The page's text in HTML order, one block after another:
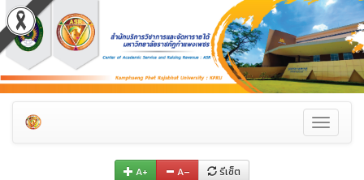
Toggle
A+ A– รีเซ็ต